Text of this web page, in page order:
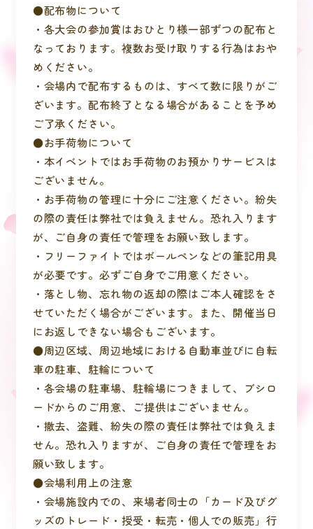
●配布物について
・各大会の参加賞はおひとり様一部ずつの配布と
なっております。複数お受け取りする行為はおや
めください。
・会場内で配布するものは、すべて数に限りがご
ざいます。配布終了となる場合があることを予め
ご了承ください。
●お手荷物について
・本イベントではお手荷物のお預かりサービスは
ございません。
・お手荷物の管理に十分にご注意ください。紛失
の際の責任は弊社では負えません。恐れ入ります
が、ご自身の責任で管理をお願い致します。
・フリーファイトではボールペンなどの筆記用具
が必要です。必ずご自身でご用意ください。
・落とし物、忘れ物の返却の際はご本人確認をさ
せていただく場合がございます。また、開催当日
にお返しできない場合もございます。
●周辺区域、周辺地域における自動車並びに自転
車の駐車、駐輪について
・各会場の駐車場、駐輪場につきまして、ブシロ
ードからのご用意、ご提供はございません。
・撤去、盗難、紛失の際の責任は弊社では負えま
せん。恐れ入りますが、ご自身の責任で管理をお
願い致します。
●会場利用上の注意
・会場施設内での、来場者同士の「カード及びグ
ッズのトレード・授受・転売・個人での販売」行